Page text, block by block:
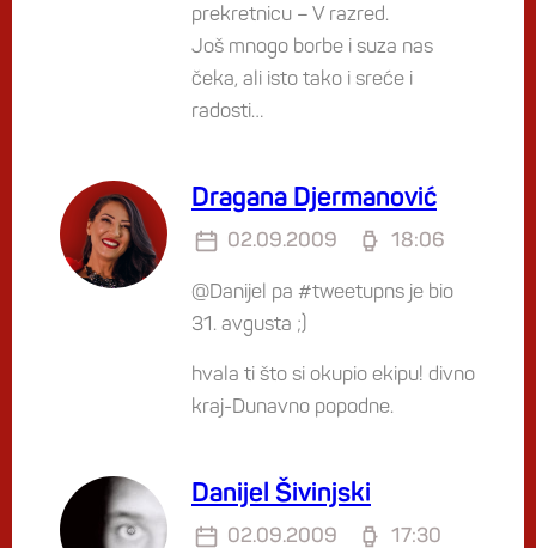
prekretnicu – V razred.
Još mnogo borbe i suza nas
čeka, ali isto tako i sreće i
radosti…
Dragana Djermanović
02.09.2009 18:06
@Danijel pa #tweetupns je bio
31. avgusta ;)
hvala ti što si okupio ekipu! divno
kraj-Dunavno popodne.
Danijel Šivinjski
02.09.2009 17:30